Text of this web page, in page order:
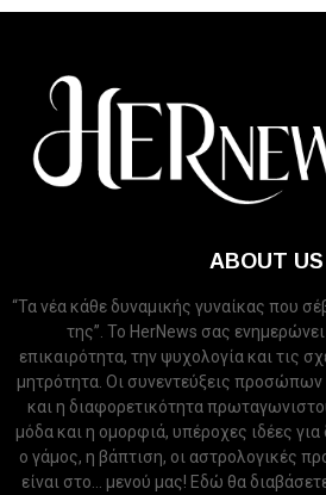
ABOUT US
“Τα νέα κάθε δυναμικής γυναίκας που
της”. Το HerNews σας
επικαιρότητα, την ψυχολογία και τις
μητρότητα. Οι συνεντεύξεις προσώπων
και η διαφορετικότητα
μόδα και η ομορφιά, υπέροχες ιδέες
ο γάμος, η βάπτιση, οι αστρολογικές
είναι στο... μενού μας! Εδώ θα